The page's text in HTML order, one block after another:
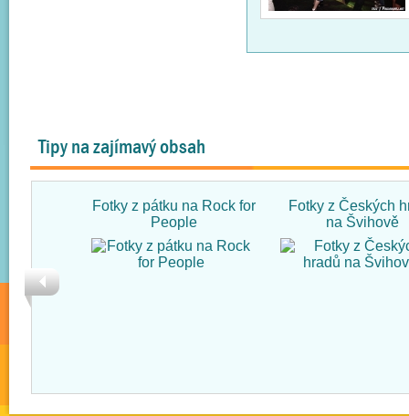
Tipy na zajímavý obsah
Fotky z pátku na Rock for
People
Fotky z Českých
na Švihově